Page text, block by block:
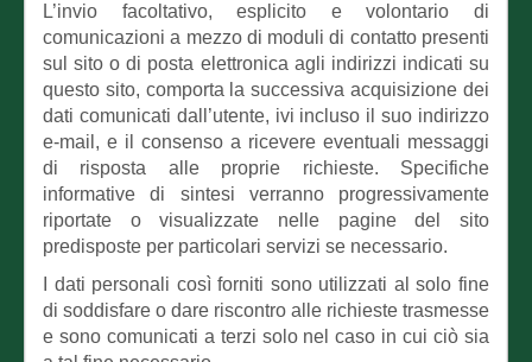
L’invio facoltativo, esplicito e volontario di
comunicazioni a mezzo di moduli di contatto presenti
sul sito o di posta elettronica agli indirizzi indicati su
questo sito, comporta la successiva acquisizione dei
dati comunicati dall’utente, ivi incluso il suo indirizzo
e-mail, e il consenso a ricevere eventuali messaggi
di risposta alle proprie richieste. Specifiche
informative di sintesi verranno progressivamente
riportate o visualizzate nelle pagine del sito
predisposte per particolari servizi se necessario.
I dati personali così forniti sono utilizzati al solo fine
di soddisfare o dare riscontro alle richieste trasmesse
e sono comunicati a terzi solo nel caso in cui ciò sia